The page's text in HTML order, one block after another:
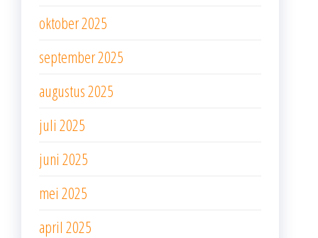
oktober 2025
september 2025
augustus 2025
juli 2025
juni 2025
mei 2025
april 2025